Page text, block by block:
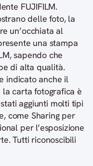
FUJIFILM.
delle foto, la
un’occhiata al
una stampa
sapendo che
di alta qualità.
indicato anche il
carta fotografica è
aggiunti molti tipi
come Sharing per
per l’esposizione
Tutti riconoscibili